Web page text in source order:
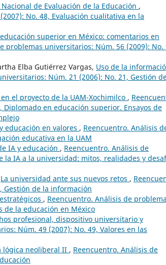
de Evaluación de la Educación ,
No. 48, Evaluación cualitativa en la
superior en México: comentarios en
problemas universitarios: Núm. 56 (2009): No.
Elba Gutiérrez Vargas, Uso de la
Núm. 21 (2006): No. 21, Gestión
el proyecto de la UAM-Xochimilco ,
en educación superior. Ensayos de
educación en valores , Reencuentro. Análisis
educativa en la UAM
IA y educación , Reencuentro. Análisis de
la IA a la universidad: mitos, realidades y
La universidad ante sus nuevos retos ,
Gestión de la información
, Reencuentro. Análisis de
de la educación en México
profesional, dispositivo universitario y
Núm. 49 (2007): No. 49, Valores en las
lógica neoliberal II , Reencuentro. Análisis de